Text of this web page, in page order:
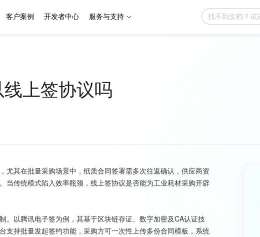
客户案例 开发者中心 服务与支持
上签协议吗
尤其在批量采购场景中，纸质合同签署需多次往返确认，供应商资
当传统模式陷入效率瓶颈，线上签协议是否能为工业耗材采购开辟
。以腾讯电子签为例，其基于区块链存证、数字加密及CA认证技
支持批量发起签约功能，采购方可一次性上传多份合同模板，系统